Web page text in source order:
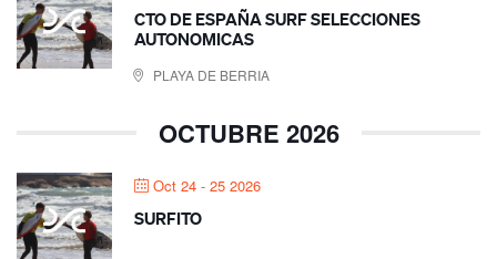
CTO DE ESPAÑA SURF SELECCIONES
AUTONOMICAS
PLAYA DE BERRIA
OCTUBRE 2026
Oct 24 - 25 2026
SURFITO